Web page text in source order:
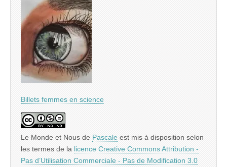
Billets femmes en science
Le Monde et Nous de Pascale est mis à disposition selon
les termes de la licence Creative Commons Attribution -
Pas d’Utilisation Commerciale - Pas de Modification 3.0